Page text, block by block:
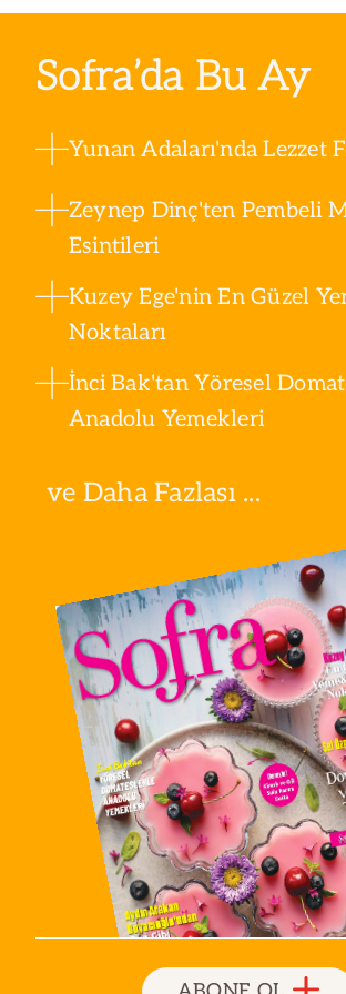
Sofra’da Bu Ay
Yunan Adaları'nda Lezzet
Zeynep Dinç'ten Pembeli
Esintileri
Kuzey Ege'nin En Güzel
Noktaları
İnci Bak'tan Yöresel
Anadolu Yemekleri
ve Daha Fazlası ...